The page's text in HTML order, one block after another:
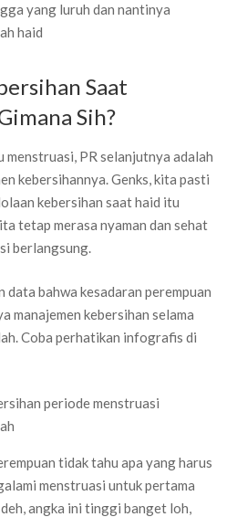
yang luruh dan nantinya
haid
Saat
Sih?
menstruasi, PR selanjutnya adalah
kebersihannya. Genks, kita pasti
kebersihan saat haid itu
tetap merasa nyaman dan sehat
berlangsung.
data bahwa kesadaran perempuan
manajemen kebersihan selama
Coba perhatikan infografis di
tidak tahu apa yang harus
menstruasi untuk pertama
angka ini tinggi banget loh,